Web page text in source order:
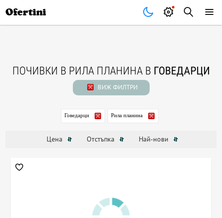
Ofertini
ПОЧИВКИ В РИЛА ПЛАНИНА В ГОВЕДАРЦИ
ВИЖ ФИЛТРИ
Говедарци Рила планина
Цена Отстъпка Най-нови